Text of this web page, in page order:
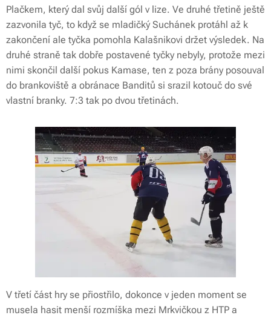
Plačkem, který dal svůj další gól v lize. Ve druhé třetině ještě
zazvonila tyč, to když se mladičký Suchánek protáhl až k
zakončení ale tyčka pomohla Kalašnikovi držet výsledek. Na
druhé straně tak dobře postavené tyčky nebyly, protože mezi
nimi skončil další pokus Kamase, ten z poza brány posouval
do brankoviště a obránace Banditů si srazil kotouč do své
vlastní branky. 7:3 tak po dvou třetinách.
V třetí část hry se přiostřilo, dokonce v jeden moment se
musela hasit menší rozmíška mezi Mrkvičkou z HTP a